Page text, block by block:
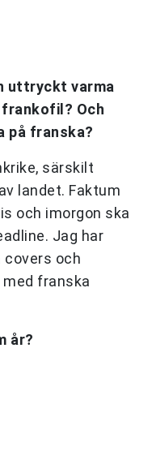
uttryckt varma
Och
på franska?
särskilt
landet. Faktum
och imorgon ska
Jag har
covers och
med franska
år?